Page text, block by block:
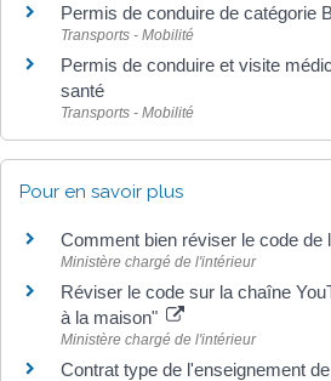
Permis de conduire de catégorie
Transports - Mobilité
Permis de conduire et visite
santé
Transports - Mobilité
Pour en savoir plus
Comment bien réviser le code de
Ministère chargé de l'intérieur
Réviser le code sur la chaîne
à la maison"
Ministère chargé de l'intérieur
Contrat type de l'enseignement